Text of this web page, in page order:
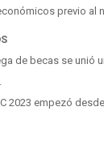
previo al
de becas se unió
2023 empezó